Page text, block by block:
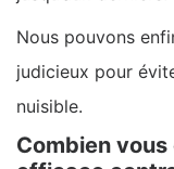
Nous pouvons
judicieux pour
nuisible.
Combien